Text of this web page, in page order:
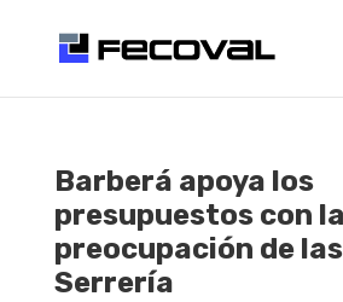
Barberá apoya los
presupuestos con
preocupación de
Serrería